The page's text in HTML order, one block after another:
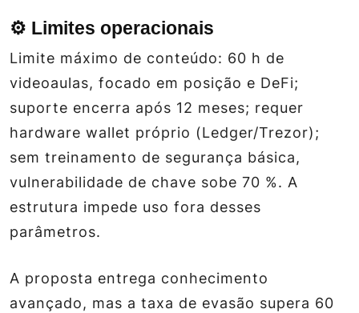
⚙️ Limites operacionais
Limite máximo de conteúdo: 60 h de
videoaulas, focado em posição e DeFi;
suporte encerra após 12 meses; requer
hardware wallet próprio (Ledger/Trezor);
sem treinamento de segurança básica,
vulnerabilidade de chave sobe 70 %. A
estrutura impede uso fora desses
parâmetros.
A proposta entrega conhecimento
avançado, mas a taxa de evasão supera 60